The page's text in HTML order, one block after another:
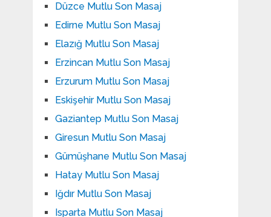
Düzce Mutlu Son Masaj
Edirne Mutlu Son Masaj
Elazığ Mutlu Son Masaj
Erzincan Mutlu Son Masaj
Erzurum Mutlu Son Masaj
Eskişehir Mutlu Son Masaj
Gaziantep Mutlu Son Masaj
Giresun Mutlu Son Masaj
Gümüşhane Mutlu Son Masaj
Hatay Mutlu Son Masaj
Iğdır Mutlu Son Masaj
Isparta Mutlu Son Masaj